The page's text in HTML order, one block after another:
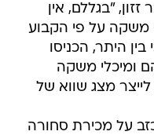
"בגללם, אין
משקה על פי הקבוע
היתר, הכניסו
ומיכלי משקה
מצג שווא של
כזב על מכירת סחורה